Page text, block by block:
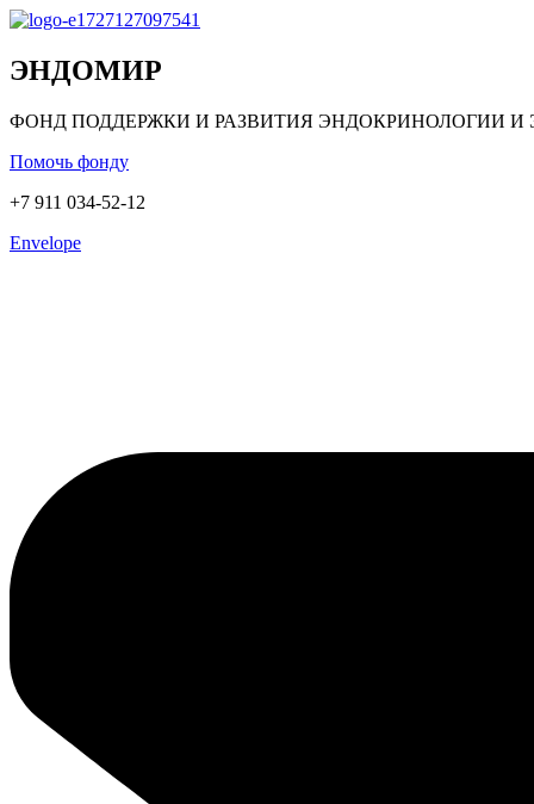
ЭНДОМИР
ФОНД ПОДДЕРЖКИ И РАЗВИТИЯ ЭНДОКРИНОЛОГИИ
Помочь фонду
+7 911 034-52-12
Envelope